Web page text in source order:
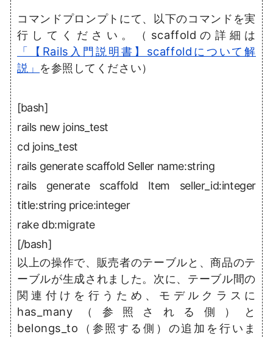
コマンドプロンプトにて、以下のコマンドを実
行してください。（scaffoldの詳細は
「【Rails入門説明書】scaffoldについて解
説」 を参照してください）
[bash]
rails new joins_test
cd joins_test
rails generate scaffold Seller name:string
rails generate scaffold Item seller_id:integer
title:string price:integer
rake db:migrate
[/bash]
以上の操作で、販売者のテーブルと、商品のテ
ーブルが生成されました。次に、テーブル間の
関連付けを行うため、モデルクラスに
has_many（参照される側）と
belongs_to（参照する側）の追加を行いま